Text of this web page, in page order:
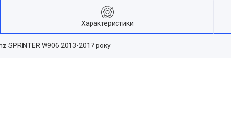
Характеристики
SPRINTER W906 2013-2017 року